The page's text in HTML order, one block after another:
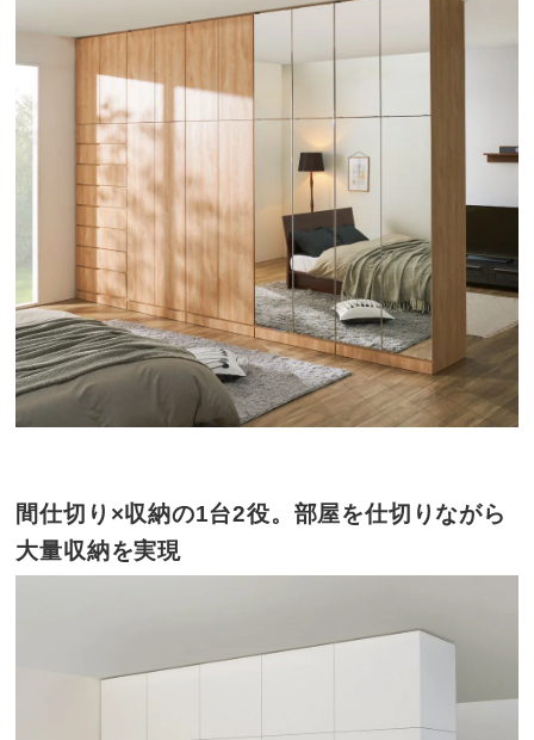
間仕切り×収納の1台2役。部屋を仕切りながら
大量収納を実現